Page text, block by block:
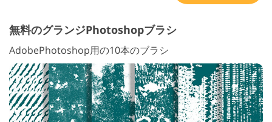
無料のグランジPhotoshopブラシ
AdobePhotoshop用の10本のブラシ